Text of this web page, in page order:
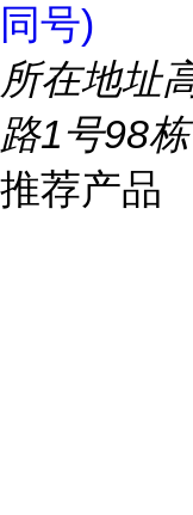
同号)
所在地址
路1号98栋
推荐产品